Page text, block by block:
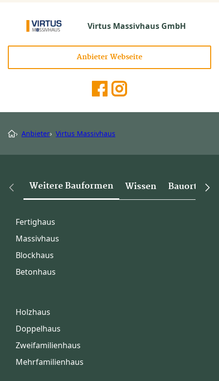
Virtus Massivhaus GmbH
Anbieter Webseite
› Anbieter› Virtus Massivhaus
Weitere Bauformen Wissen Bauorte
Fertighaus
Massivhaus
Blockhaus
Betonhaus
Holzhaus
Doppelhaus
Zweifamilienhaus
Mehrfamilienhaus